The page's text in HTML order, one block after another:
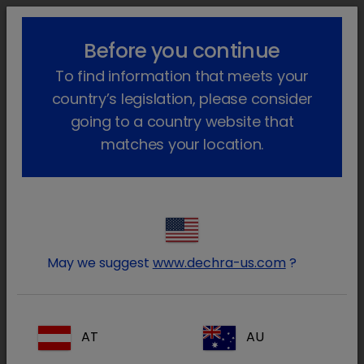
lock_outline search menu
Produtos
Farmacêutico
Cães e gatos
Só com receita veterinária
Bupredine
Voltar atrás
Bupredine
Before you continue
To find information that meets your
country’s legislation, please consider
going to a country website that
matches your location.
May we suggest www.dechra-us.com ?
AT AU